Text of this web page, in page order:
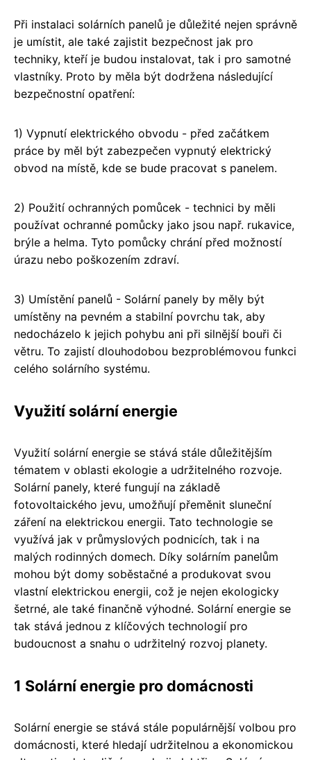
Při instalaci solárních panelů je důležité nejen správně
je umístit, ale také zajistit bezpečnost jak pro
techniky, kteří je budou instalovat, tak i pro samotné
vlastníky. Proto by měla být dodržena následující
bezpečnostní opatření:
1) Vypnutí elektrického obvodu - před začátkem
práce by měl být zabezpečen vypnutý elektrický
obvod na místě, kde se bude pracovat s panelem.
2) Použití ochranných pomůcek - technici by měli
používat ochranné pomůcky jako jsou např. rukavice,
brýle a helma. Tyto pomůcky chrání před možností
úrazu nebo poškozením zdraví.
3) Umístění panelů - Solární panely by měly být
umístěny na pevném a stabilní povrchu tak, aby
nedocházelo k jejich pohybu ani při silnější bouři či
větru. To zajistí dlouhodobou bezproblémovou funkci
celého solárního systému.
Využití solární energie
Využití solární energie se stává stále důležitějším
tématem v oblasti ekologie a udržitelného rozvoje.
Solární panely, které fungují na základě
fotovoltaického jevu, umožňují přeměnit sluneční
záření na elektrickou energii. Tato technologie se
využívá jak v průmyslových podnicích, tak i na
malých rodinných domech. Díky solárním panelům
mohou být domy soběstačné a produkovat svou
vlastní elektrickou energii, což je nejen ekologicky
šetrné, ale také finančně výhodné. Solární energie se
tak stává jednou z klíčových technologií pro
budoucnost a snahu o udržitelný rozvoj planety.
1 Solární energie pro domácnosti
Solární energie se stává stále populárnější volbou pro
domácnosti, které hledají udržitelnou a ekonomickou